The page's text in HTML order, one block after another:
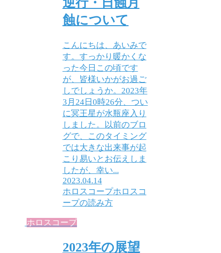
逆行・日蝕月
蝕について
こんにちは、あいみで
す。すっかり暖かくな
った今日この頃です
が、皆様いかがお過ご
しでしょうか。2023年
3月24日0時26分、つい
に冥王星が水瓶座入り
しました。以前のブロ
グで、このタイミング
では大きな出来事が起
こり易いとお伝えしま
したが、幸い...
2023.04.14
ホロスコープホロスコ
ープの読み方
ホロスコープ
2023年の展望